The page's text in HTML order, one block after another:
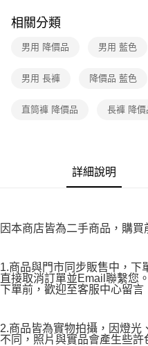
後付繳納相關費用。
是否繳費成功／繳費後需取消欲退
易，需依本服務之必要範圍內提供
「AFTEE先享後付」，若未經同意
請求用戶進行身份認證。
免運費
免運費
相關分類
男用 降價品 男用 藍色
男用 長褲 降價品 藍色
直筒褲 降價品 長褲 降價
詳細說明
因本商店皆為二手商品，購買
1.商品與門市同步販售中，下
直接取消訂單並Email聯繫您
下單前，歡迎至客服中心留言
2.商品皆為實物拍攝，因燈光
不同，照片與實品會產生些許